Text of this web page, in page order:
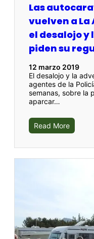
Las
vuelven a
el desalojo y
piden su
12 marzo 2019
El desalojo y la
agentes de la
semanas, sobre la
aparcar…
Read More